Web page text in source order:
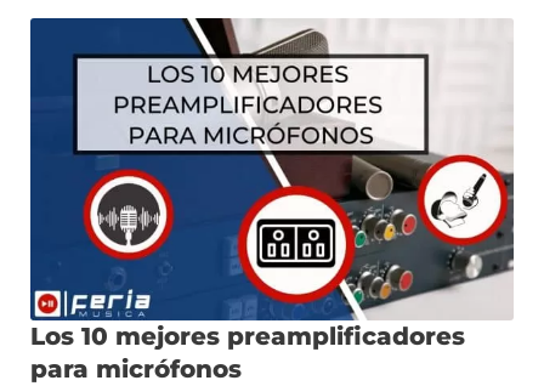
Los 10 mejores preamplificadores
para micrófonos